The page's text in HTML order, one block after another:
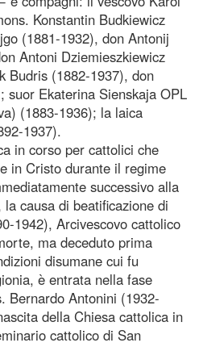
Konstantin Budkiewicz
(1881-1932), don Antonij
Antoni Dziemieszkiewicz
Budris (1882-1937), don
suor Ekaterina Sienskaja OPL
(1883-1936); la laica
1937).
in corso per cattolici che
in Cristo durante il regime
successivo alla
causa di beatificazione di
1942), Arcivescovo cattolico
ma deceduto prima
disumane cui fu
è entrata nella fase
Bernardo Antonini (1932-
della Chiesa cattolica in
cattolico di San